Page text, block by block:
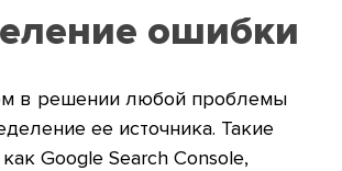
ошибки
в решении любой проблемы
ее источника. Такие
Google Search Console,